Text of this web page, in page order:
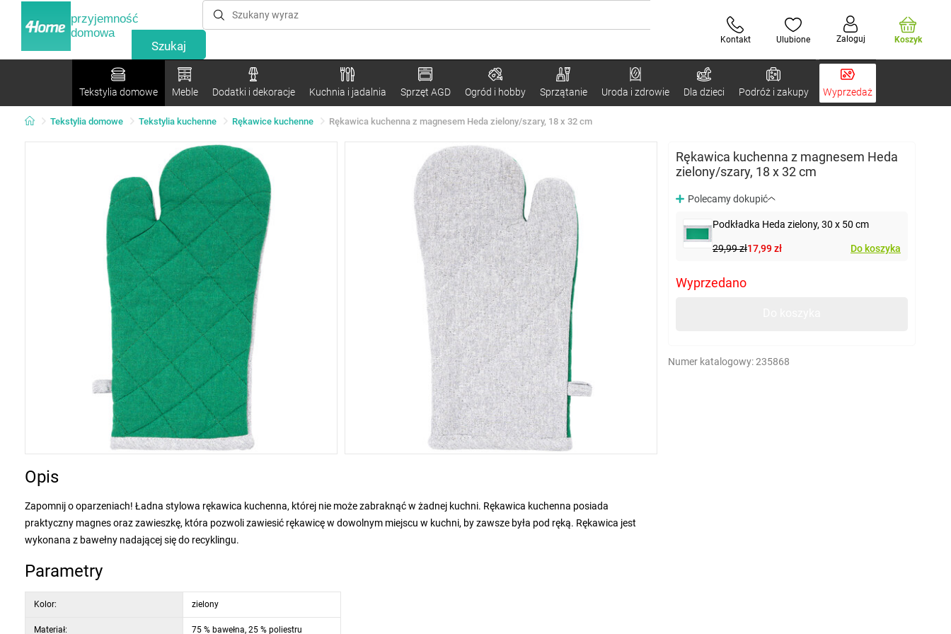
przyjemność
domowa
Kontakt Ulubione Zaloguj Koszyk
Tekstylia domowe Meble Dodatki i dekoracje Kuchnia i jadalnia Sprzęt AGD Ogród i hobby Sprzątanie Uroda i zdrowie Dla dzieci Podróż i zakupy Wyprzedaż
Tekstylia domowe Tekstylia kuchenne Rękawice kuchenne Rękawica kuchenna z magnesem Heda zielony/szary, 18 x 32 cm
Rękawica kuchenna z magnesem Heda
zielony/szary, 18 x 32 cm
Polecamy dokupić
Podkładka Heda zielony, 30 x 50 cm
29,99 zł17,99 zł Do koszyka
Wyprzedano
Numer katalogowy:235868
Opis
Zapomnij o oparzeniach! Ładna stylowa rękawica kuchenna, której nie może zabraknąć w żadnej kuchni. Rękawica kuchenna posiada
praktyczny magnes oraz zawieszkę, która pozwoli zawiesić rękawicę w dowolnym miejscu w kuchni, by zawsze była pod ręką. Rękawica jest
wykonana z bawełny nadającej się do recyklingu.
Parametry
Kolor: zielony
Materiał: 75 % bawełna, 25 % poliestru